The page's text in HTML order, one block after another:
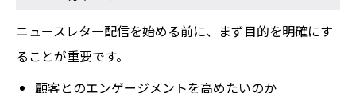
ニュースレター配信を始める前に、まず目的を明確にす
ることが重要です。
顧客とのエンゲージメントを高めたいのか